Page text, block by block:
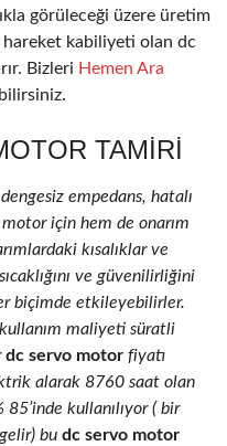
görüleceği üzere üretim
hareket kabiliyeti olan dc
Bizleri Hemen Ara
TAMIRI
empedans, hatalı
için hem de onarım
kısalıklar ve
ve güvenilirliğini
biçimde etkileyebilirler.
kullanım maliyeti süratli
dc servo motor fiyatı
alarak 8760 saat olan
kullanılıyor ( bir
bu dc servo motor